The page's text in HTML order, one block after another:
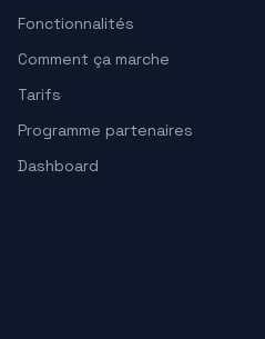
Fonctionnalités
Comment ça marche
Tarifs
Programme partenaires
Dashboard